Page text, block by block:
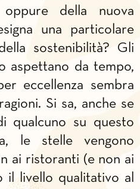
oppure della nuova
una particolare
sostenibilità? Gli
aspettano da tempo,
eccellenza sembra
Si sa, anche se
qualcuno su questo
le stelle vengono
ai ristoranti (e non ai
il livello qualitativo al